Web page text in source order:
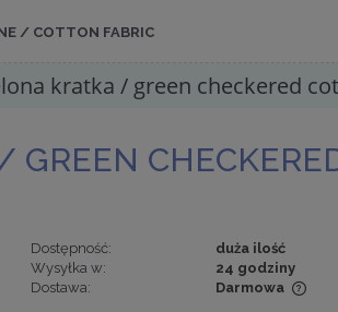
/ COTTON FABRIC
kratka / green checkered
Dostępność:
duża ilość
Wysyłka w:
24 godziny
Dostawa:
Darmowa